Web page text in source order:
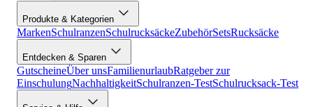
Produkte & Kategorien
MarkenSchulranzenSchulrucksäckeZubehörSetsRucksäcke
Entdecken & Sparen
GutscheineÜber unsFamilienurlaubRatgeber zur
EinschulungNachhaltigkeitSchulranzen-TestSchulrucksack-Test